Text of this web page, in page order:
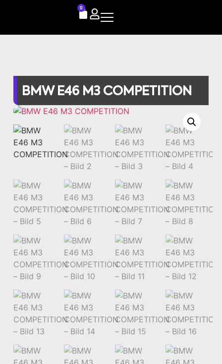
0
BMW E46 M3 COMPETITION